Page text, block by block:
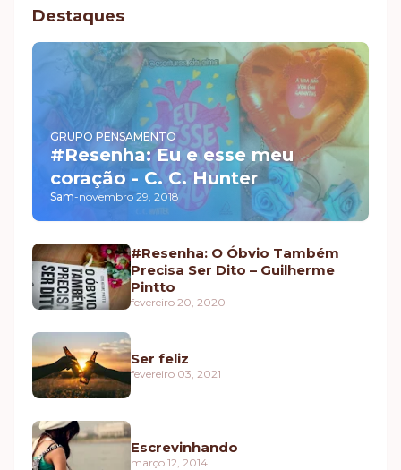
Destaques
GRUPO PENSAMENTO
#Resenha: Eu e esse meu
coração - C. C. Hunter
Sam-novembro 29, 2018
#Resenha: O Óbvio Também
Precisa Ser Dito – Guilherme
Pintto
fevereiro 20, 2020
Ser feliz
fevereiro 03, 2021
Escrevinhando
março 12, 2014